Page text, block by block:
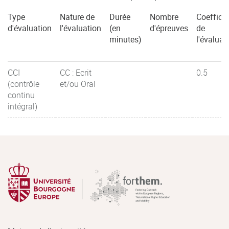
– Construire son réseau professionnel : découvrir les
réseaux et sensibiliser à l’identité numérique
– Préparer son stage et/ou son alternance et/ou son
parcours à l’international
Type
d'évaluation
Nature de
l'évaluation
Durée
(en
minutes)
Nombre
d'épreuves
de
CCI
(contrôle
continu
intégral)
CC : Ecrit
et/ou Oral
0.5